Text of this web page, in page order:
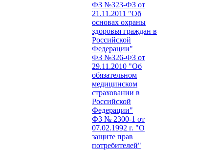
ФЗ №323-ФЗ от
21.11.2011 "Об
основах охраны
здоровья граждан в
Российской
Федерации"
ФЗ №326-ФЗ от
29.11.2010 "Об
обязательном
медицинском
страховании в
Российской
Федерации"
ФЗ № 2300-1 от
07.02.1992 г. "О
защите прав
потребителей"